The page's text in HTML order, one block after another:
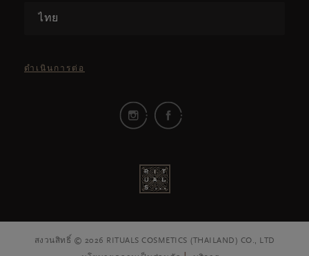
ไทย
ดำเนินการต่อ
สงวนสิทธิ์ © 2026 RITUALS COSMETICS (THAILAND) CO., LTD